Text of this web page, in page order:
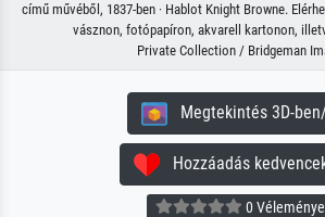
című művéből, 1837-ben · Hablot Knight Browne.
vásznon, fotópapíron, akvarell kartonon,
Private Collection / Bridgeman
Megtekintés 3D-
Hozzáadás
0